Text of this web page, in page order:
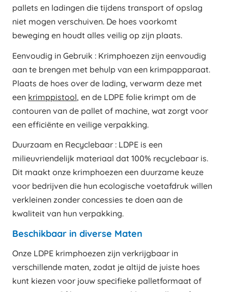
pallets en ladingen die tijdens transport of opslag
niet mogen verschuiven. De hoes voorkomt
beweging en houdt alles veilig op zijn plaats.
Eenvoudig in Gebruik : Krimphoezen zijn eenvoudig
aan te brengen met behulp van een krimpapparaat.
Plaats de hoes over de lading, verwarm deze met
een krimppistool, en de LDPE folie krimpt om de
contouren van de pallet of machine, wat zorgt voor
een efficiënte en veilige verpakking.
Duurzaam en Recyclebaar : LDPE is een
milieuvriendelijk materiaal dat 100% recyclebaar is.
Dit maakt onze krimphoezen een duurzame keuze
voor bedrijven die hun ecologische voetafdruk willen
verkleinen zonder concessies te doen aan de
kwaliteit van hun verpakking.
Beschikbaar in diverse Maten
Onze LDPE krimphoezen zijn verkrijgbaar in
verschillende maten, zodat je altijd de juiste hoes
kunt kiezen voor jouw specifieke palletformaat of